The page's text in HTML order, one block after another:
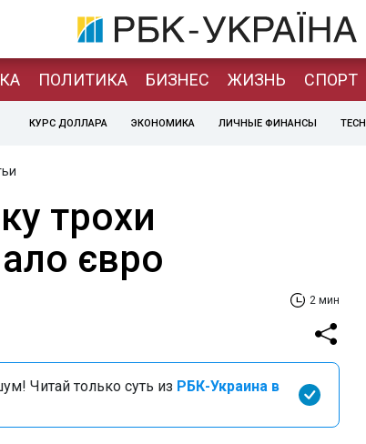
ПОЛИТИКА БИЗНЕС ЖИЗНЬ СПОРТ
КУРС ДОЛЛАРА ЭКОНОМИКА ЛИЧНЫЕ ФИНАНСЫ TECH
трохи
євро
2 мин
Читай только суть из РБК-Украина в